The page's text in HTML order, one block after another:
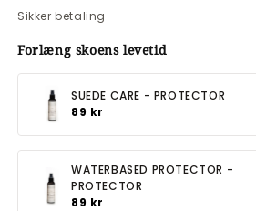
Sikker betaling
Forlæng skoens levetid
SUEDE CARE - PROTECTOR
89 kr
WATERBASED PROTECTOR -
PROTECTOR
89 kr